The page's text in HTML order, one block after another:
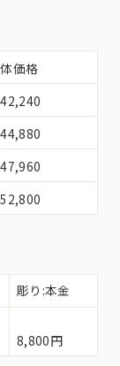
価格
彫り:本金
8,800円